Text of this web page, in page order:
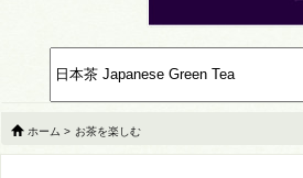
ホーム > お茶を楽しむ